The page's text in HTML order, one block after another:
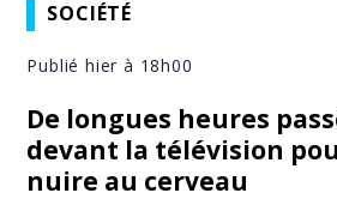
SOCIÉTÉ
Publié hier à 18h00
De longues heures
devant la télévision
nuire au cerveau